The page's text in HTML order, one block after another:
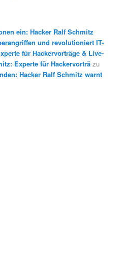
ein: Hacker Ralf Schmitz
und revolutioniert IT-
für Hackervorträge & Live-
Experte für Hackervorträ zu
Hacker Ralf Schmitz warnt